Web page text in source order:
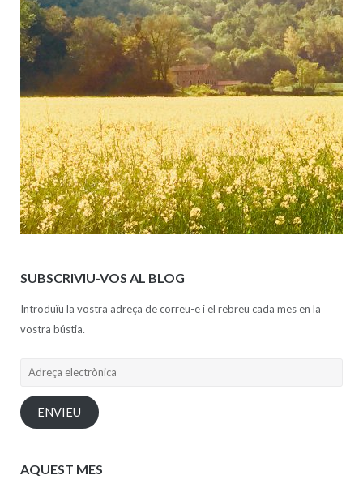
SUBSCRIVIU-VOS AL BLOG
Introduïu la vostra adreça de correu-e i el rebreu cada mes en la
vostra bústia.
Adreça
ENVIEU
AQUEST MES